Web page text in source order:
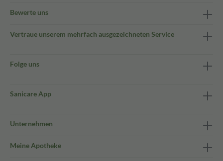
Bewerte uns
Vertraue unserem mehrfach ausgezeichneten Service
Folge uns
Sanicare App
Unternehmen
Meine Apotheke